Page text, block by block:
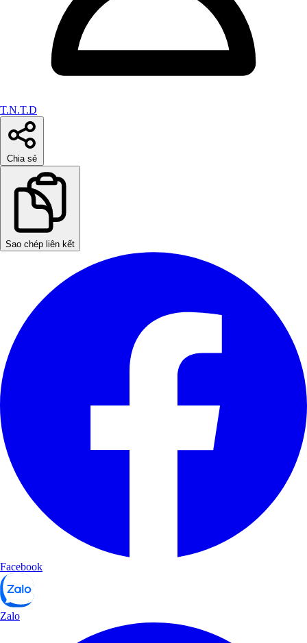
T.N.T.D
Chia sẻ
Sao chép liên kết
Facebook
Zalo